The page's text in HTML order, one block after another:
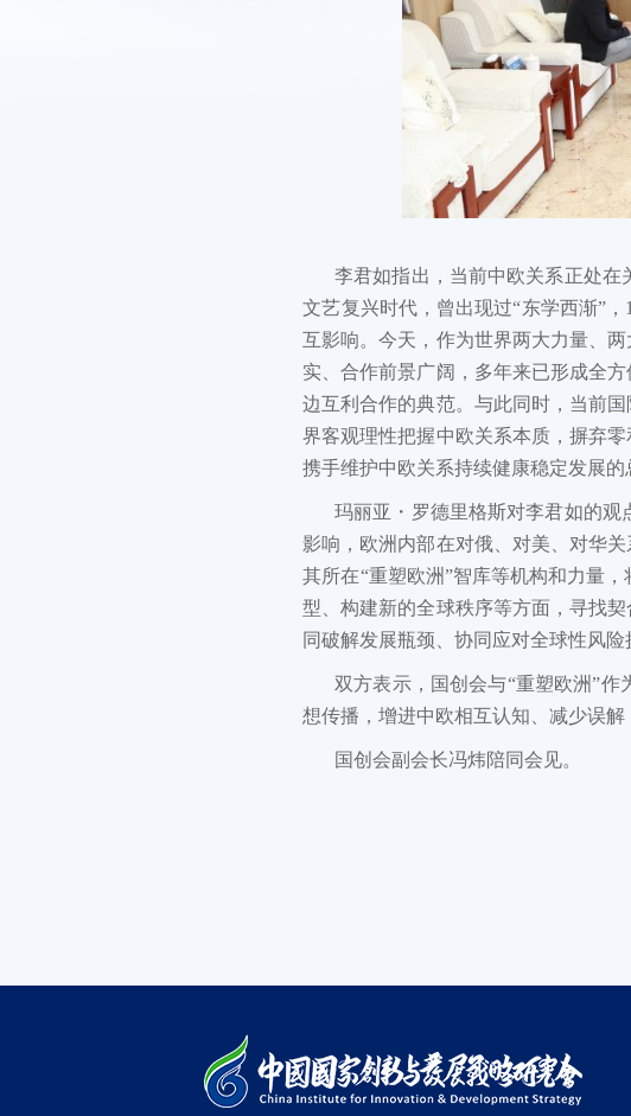
李君如指出，当前中欧关系正处在
文艺复兴时代，曾出现过“东学西渐”
互影响。今天，作为世界两大力量、
实、合作前景广阔，多年来已形成全
边互利合作的典范。与此同时，当前
界客观理性把握中欧关系本质，摒弃
携手维护中欧关系持续健康稳定发展
玛丽亚・罗德里格斯对李君如的
影响，欧洲内部在对俄、对美、对华
其所在“重塑欧洲”智库等机构和力量
型、构建新的全球秩序等方面，寻找
同破解发展瓶颈、协同应对全球性风险
双方表示，国创会与“重塑欧洲”
想传播，增进中欧相互认知、减少误
国创会副会长冯炜陪同会见。